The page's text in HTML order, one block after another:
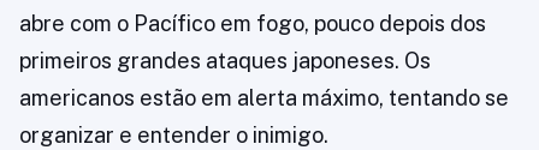
abre com o Pacífico em fogo, pouco depois dos
primeiros grandes ataques japoneses. Os
americanos estão em alerta máximo, tentando se
organizar e entender o inimigo.